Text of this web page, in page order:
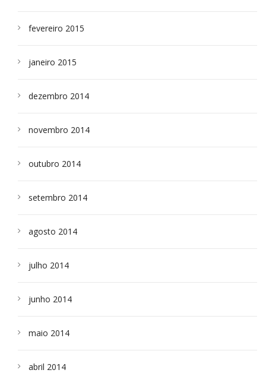
fevereiro 2015
janeiro 2015
dezembro 2014
novembro 2014
outubro 2014
setembro 2014
agosto 2014
julho 2014
junho 2014
maio 2014
abril 2014